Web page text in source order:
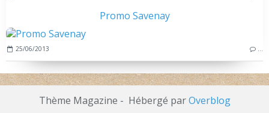
Promo Savenay
25/06/2013
Thème Magazine - Hébergé parOverblog